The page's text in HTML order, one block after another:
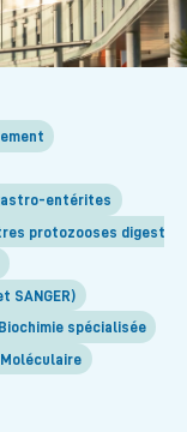
entérites
protozooses
SANGER)
spécialisée